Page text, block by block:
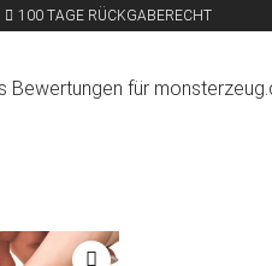
100 TAGE RÜCKGABERECHT